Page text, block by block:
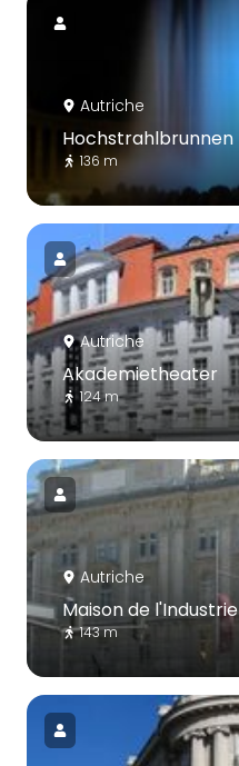
Autriche
Hochstrahlbrunnen
136 m
Autriche
Akademietheater
124 m
Autriche
Maison de l'Industrie
143 m